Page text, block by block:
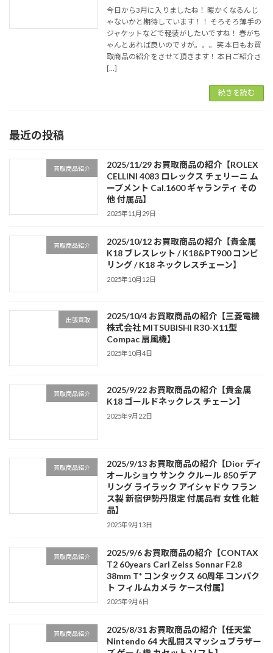
今日から3月に入りましたね！ 暖かくなるんじ
ゃないかと期待しています！！ そろそろ薄手の
ジャケットなどで軽装がしたいですね！ 春がち
ゃんとあれば良いのですが。。。笑 本日もお買
取商品の紹介をさせて頂きます！ 本日ご紹介さ
[…]
続きを読む
最近の投稿
買取商品紹介
2025/11/29 お買取商品の紹介【ROLEX
CELLINI 4083 ロレックス チェリーニ ム
ーブメント Cal.1600 ギャランティ その
他 付属品】
2025年11月29日
買取商品紹介
2025/10/12 お買取商品の紹介【貴金属
K18 ブレスレット / K18&PT900 コンビ
リング / K18 ネックレスチェーン】
2025年10月12日
出張買取
2025/10/4 お買取商品の紹介【三菱電機
株式会社 MITSUBISHI R30-X11型
Compac 扇風機】
2025年10月4日
買取商品紹介
2025/9/22 お買取商品の紹介【貴金属
K18 ゴールドネックレス チェーン】
2025年9月22日
買取商品紹介
2025/9/13 お買取商品の紹介【Dior ディ
オールショウ サンク クルール 850 デア
リング ライラック アイシャドウ フラン
ス製 新宿伊勢丹限定 付属品有 女性 化粧
品】
2025年9月13日
買取商品紹介
2025/9/6 お買取商品の紹介【CONTAX
T2 60years Carl Zeiss Sonnar F2.8
38mm T* コンタックス 60周年 コンパク
ト フィルムカメラ ケース付属】
2025年9月6日
買取商品紹介
2025/8/31 お買取商品の紹介【任天堂
Nintendo 64 大乱闘スマッシュブラザー